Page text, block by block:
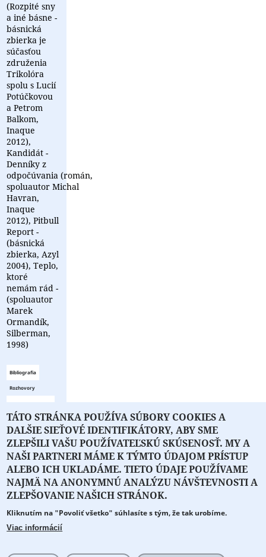
(Rozpité sny
a iné básne -
básnická
zbierka je
súčasťou
združenia
Trikolóra
spolu s Lucií
Potúčkovou
a Petrom
Balkom,
Inaque
2012),
Kandidát -
Denníky z
odpočúvania (román,
spoluautor Michal
Havran,
Inaque
2012), Pitbull
Report -
(básnická
zbierka, Azyl
2004), Teplo,
ktoré
nemám rád -
(spoluautor
Marek
Ormandík,
Silberman,
1998)
Bibliografia
Rozhovory
Zoznam
bibliografie
je prázdny
O PORTÁLI O DRUŽSTVE SPONZORI KONTAKT
Projekt z verejných fondov podporil
Cookie preferencie
TÁTO STRÁNKA POUŽÍVA SÚBORY COOKIES A
DALŠIE SIEŤOVÉ IDENTIFIKÁTORY, ABY SME
ZLEPŠILI VAŠU POUŽÍVATEĽSKÚ SKÚSENOSŤ. MY A
NAŠI PARTNERI MÁME K TÝMTO ÚDAJOM PRÍSTUP
ALEBO ICH UKLADÁME. TIETO ÚDAJE POUŽÍVAME
NAJMÄ NA ANONYMNÚ ANALÝZU NÁVŠTEVNOSTI A
ZLEPŠOVANIE NAŠICH STRÁNOK.
Kliknutím na "Povoliť všetko" súhlasíte s tým, že tak urobíme.
Viac informácií